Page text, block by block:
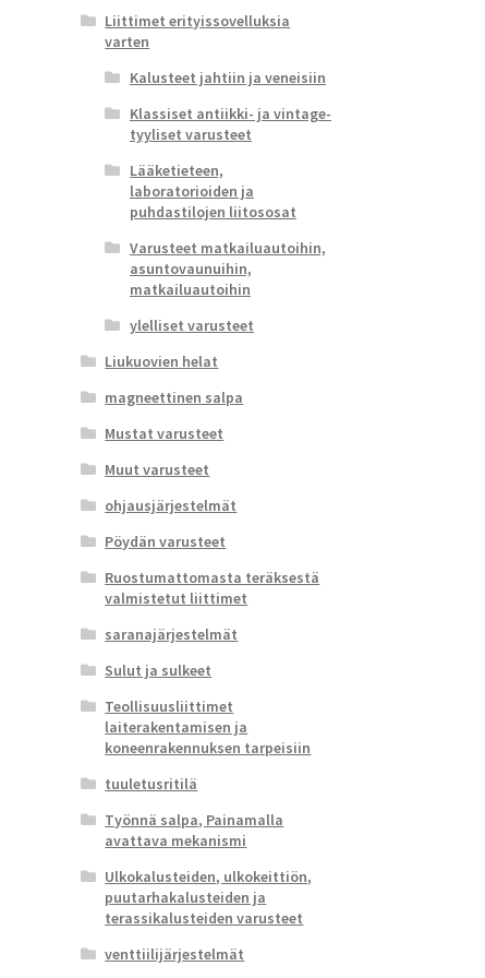
Liittimet erityissovelluksia
varten
Kalusteet jahtiin ja veneisiin
Klassiset antiikki- ja vintage-
tyyliset varusteet
Lääketieteen,
laboratorioiden ja
puhdastilojen liitososat
Varusteet matkailuautoihin,
asuntovaunuihin,
matkailuautoihin
ylelliset varusteet
Liukuovien helat
magneettinen salpa
Mustat varusteet
Muut varusteet
ohjausjärjestelmät
Pöydän varusteet
Ruostumattomasta teräksestä
valmistetut liittimet
saranajärjestelmät
Sulut ja sulkeet
Teollisuusliittimet
laiterakentamisen ja
koneenrakennuksen tarpeisiin
tuuletusritilä
Työnnä salpa, Painamalla
avattava mekanismi
Ulkokalusteiden, ulkokeittiön,
puutarhakalusteiden ja
terassikalusteiden varusteet
venttiilijärjestelmät